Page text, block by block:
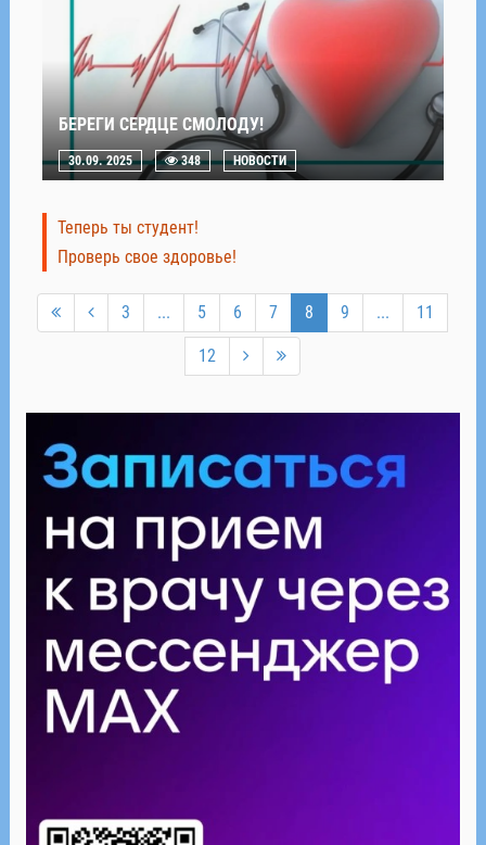
БЕРЕГИ СЕРДЦЕ СМОЛОДУ!
30.09. 2025 348 НОВОСТИ
Теперь ты студент!
Проверь свое здоровье!
3 ... 5 6 7 8 9 ... 11
12